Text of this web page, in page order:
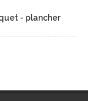
- plancher